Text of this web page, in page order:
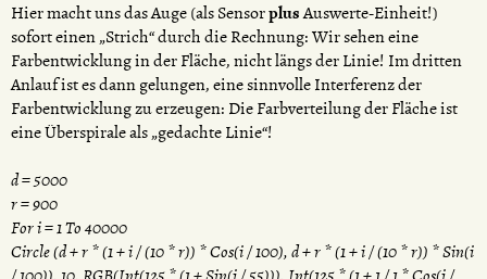
Hier macht uns das Auge (als SensorplusAuswerte-Einheit!)
sofort einen „Strich“ durch die Rechnung: Wir sehen eine
Farbentwicklung in der Fläche, nicht längs der Linie! Im dritten
Anlauf ist es dann gelungen, eine sinnvolle Interferenz der
Farbentwicklung zu erzeugen: Die Farbverteilung der Fläche ist
eine Überspirale als „gedachte Linie“!
d = 5000
r = 900
For i = 1 To 40000
Circle (d + r * (1 + i / (10 * r)) * Cos(i / 100), d + r * (1 + i / (10 * r)) * Sin(i